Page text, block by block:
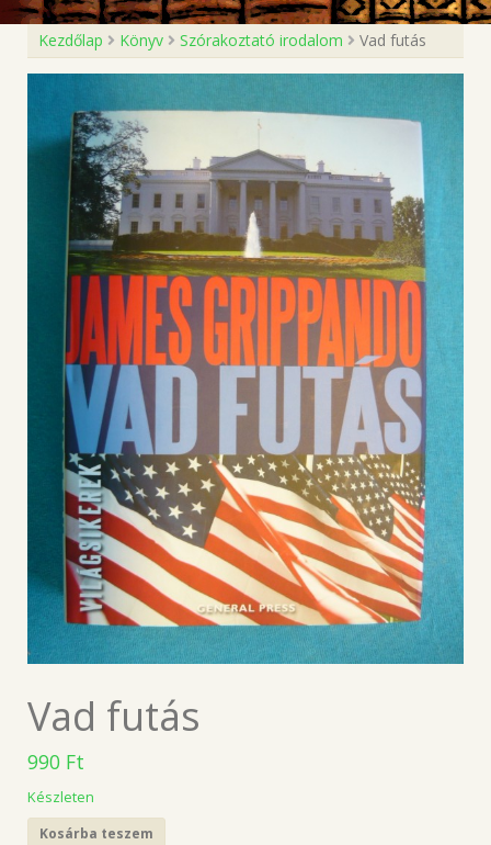
Kezdőlap Könyv Szórakoztató irodalom Vad futás
Vad futás
990 Ft
Készleten
Kosárba teszem